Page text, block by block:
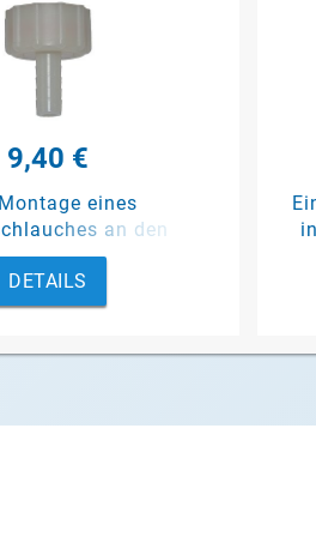
9,40 €
eines
an den
eines Gerätes
D, Oasis OD und
oder Lübra Secotec
DETAILS